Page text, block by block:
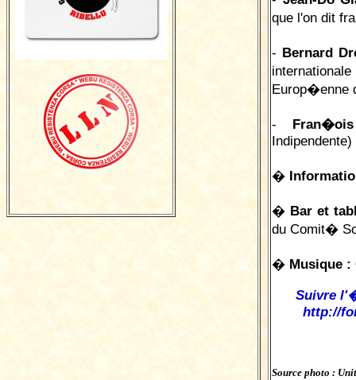
que l'on dit
- Bernard
Europ�enne
-
Indipendente)
�
� Bar et
du Comit�
� Musique :
Suivre
http://
Source photo :